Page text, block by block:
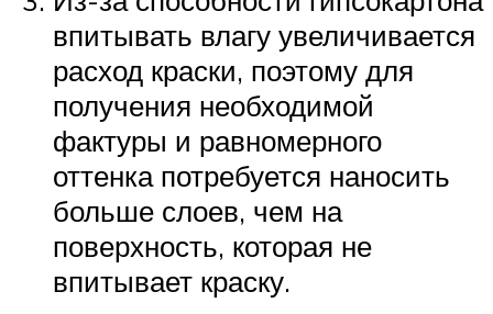
впитывать влагу увеличивается
расход краски, поэтому для
получения необходимой
фактуры и равномерного
оттенка потребуется наносить
больше слоев, чем на
поверхность, которая не
впитывает краску.